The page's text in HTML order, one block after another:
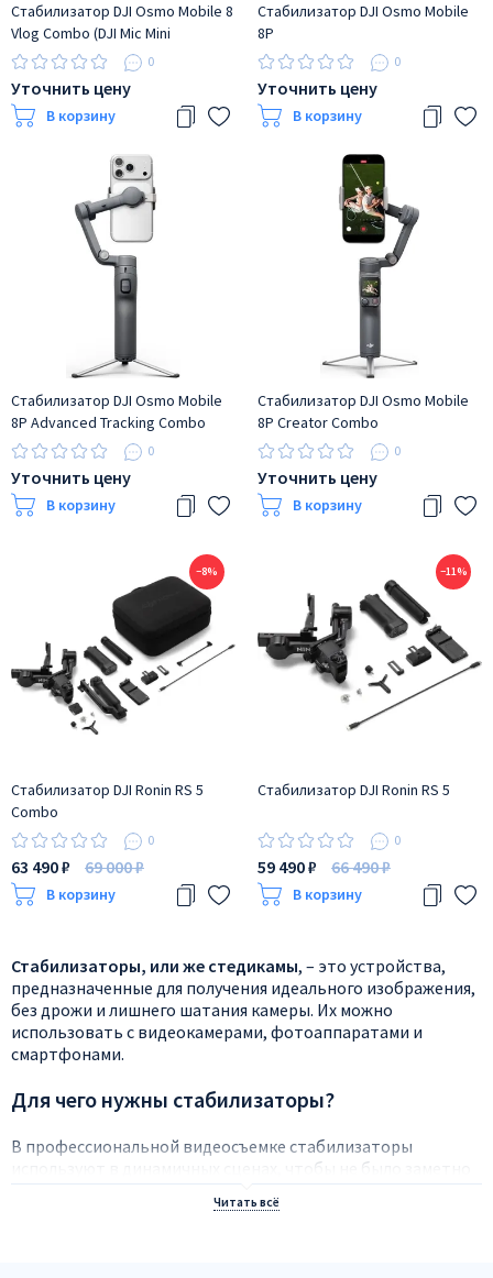
Стабилизатор DJI Osmo Mobile 8
Vlog Combo (DJI Mic Mini
Transmitter Infinity Black)
0
Уточнить цену
В корзину
Стабилизатор DJI Osmo Mobile
8P
0
Уточнить цену
В корзину
Стабилизатор DJI Osmo Mobile
8P Advanced Tracking Combo
0
Уточнить цену
В корзину
Стабилизатор DJI Osmo Mobile
8P Creator Combo
0
Уточнить цену
В корзину
−8%
Стабилизатор DJI Ronin RS 5
Combo
0
63 490 ₽ 69 000 ₽
В корзину
−11%
Стабилизатор DJI Ronin RS 5
0
59 490 ₽ 66 490 ₽
В корзину
Стабилизаторы, или же стедикамы, – это устройства,
предназначенные для получения идеального изображения,
без дрожи и лишнего шатания камеры. Их можно
использовать с видеокамерами, фотоаппаратами и
смартфонами.
Для чего нужны стабилизаторы?
В профессиональной видеосъемке стабилизаторы
используют в динамичных сценах, чтобы не было заметно
дрожания рук оператора и изображение выглядело
плавным. Чаще всего для таких съемок используют